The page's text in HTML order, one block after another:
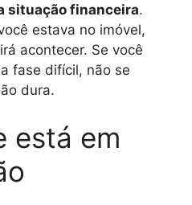
situação financeira.
estava no imóvel,
acontecer. Se você
fase difícil, não se
dura.
está em